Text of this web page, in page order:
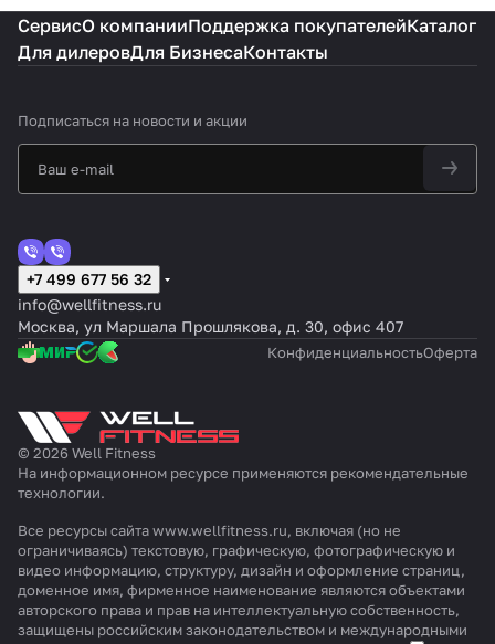
СервисО компанииПоддержка покупателейКаталог
Для дилеровДля БизнесаКонтакты
Подписаться на новости и акции
+7 499 677 56 32
info@wellfitness.ru
Москва, ул Маршала Прошлякова, д. 30, офис 407
КонфиденциальностьОферта
© 2026 Well Fitness
На информационном ресурсе применяются рекомендательные
технологии.
Все ресурсы сайта www.wellfitness.ru, включая (но не
ограничиваясь) текстовую, графическую, фотографическую и
видео информацию, структуру, дизайн и оформление страниц,
доменное имя, фирменное наименование являются объектами
авторского права и прав на интеллектуальную собственность,
защищены российским законодательством и международными